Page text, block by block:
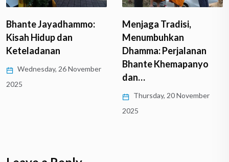
Bhante Jayadhammo:
Kisah Hidup dan
Keteladanan
Wednesday, 26 November
2025
Menjaga Tradisi,
Menumbuhkan
Dhamma: Perjalanan
Bhante Khemapanyo
dan…
Thursday, 20 November
2025